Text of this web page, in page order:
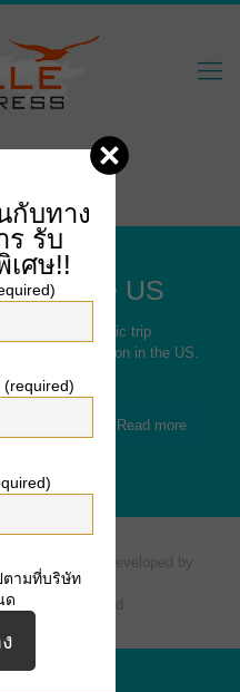
in the US
a romantic trip
to honeymoon in the US.
Read more
reserved. | Developed by
Co., Ltd.
Co., Ltd.
กับทาง
ร รับ
ศษ!!
ตามที่บริษัท
ด